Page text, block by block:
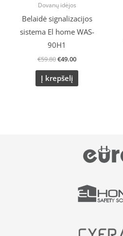
Dovanų idėjos
Belaidė signalizacijos
sistema El home WAS-
90H1
€59.80€49.00
Į krepšelį